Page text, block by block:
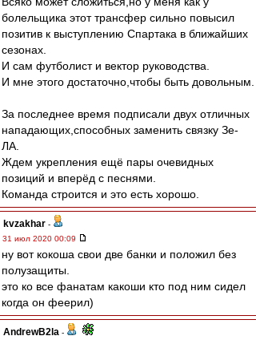
болельщика этот трансфер сильно повысил
позитив к выступлению Спартака в ближайших
сезонах.
И сам футболист и вектор руководства.
И мне этого достаточно,чтобы быть довольным.
За последнее время подписали двух отличных
нападающих,способных заменить связку Зе-
ЛА.
Ждем укрепления ещё пары очевидных
позиций и вперёд с песнями.
Команда строится и это есть хорошо.
kvzakhar -
31 июл 2020 00:09
ну вот кокоша свои две банки и положил без
полузащиты.
это ко все фанатам какоши кто под ним сидел
когда он феерил)
AndrewB2la -